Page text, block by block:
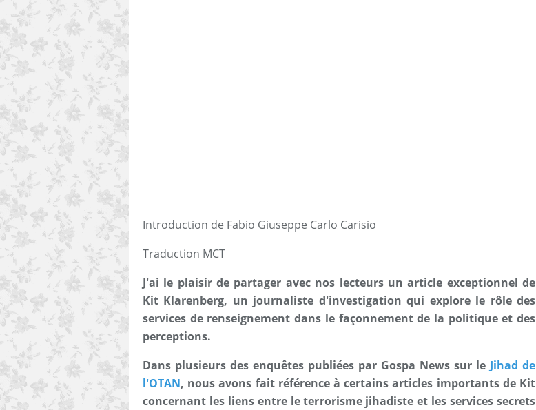
Introduction de Fabio Giuseppe Carlo Carisio
Traduction MCT
J'ai le plaisir de partager avec nos lecteurs un article exceptionnel de
Kit Klarenberg, un journaliste d'investigation qui explore le rôle des
services de renseignement dans le façonnement de la politique et des
perceptions.
Dans plusieurs des enquêtes publiées par Gospa News sur le Jihad de
l'OTAN, nous avons fait référence à certains articles importants de Kit
concernant les liens entre le terrorisme jihadiste et les services secrets